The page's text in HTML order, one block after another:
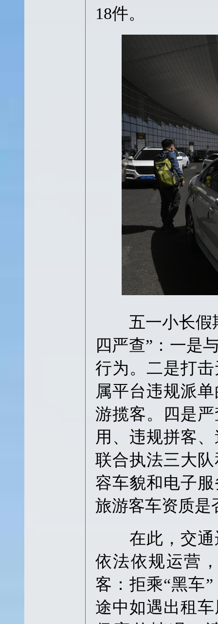
18件。
五一小长假期
四严查”：一是
行为。二是打
属平台违规派
游揽客。四是
用、违规拼客
联合执法三大
容车貌和电子
旅游客车资质是
在此，交通
依法依规运营
客：拒乘“黑车
途中如遇出租